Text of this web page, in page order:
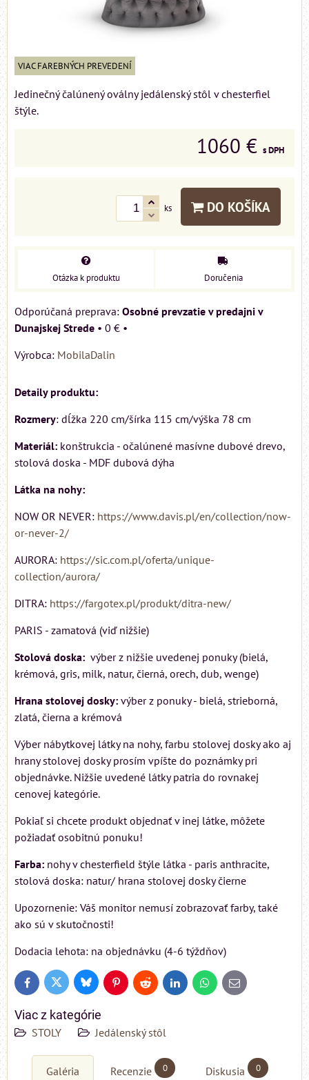
VIAC FAREBNÝCH PREVEDENÍ
Jedinečný čalúnený oválny jedálenský stôl v chesterfiel
štýle.
1060 € s DPH
ks DO KOŠÍKA
Otázka k produktu Doručenia
Osobné prevzatie v predajni v
Dunajskej Strede • 0 € •
Výrobca: MobilaDalin
Detaily produktu:
Rozmery: dĺžka 220 cm/šírka 115 cm/výška 78 cm
Materiál: konštrukcia - očalúnené masívne dubové drevo,
stolová doska - MDF dubová dýha
Látka na nohy:
NOW OR NEVER: https://www.davis.pl/en/collection/now-
or-never-2/
AURORA: https://sic.com.pl/oferta/unique-
collection/aurora/
DITRA: https://fargotex.pl/produkt/ditra-new/
PARIS - zamatová (viď nižšie)
Stolová doska: výber z nižšie uvedenej ponuky (bielá,
krémová, gris, milk, natur, čierná, orech, dub, wenge)
Hrana stolovej dosky: výber z ponuky - bielá, strieborná,
zlatá, čierna a krémová
Výber nábytkovej látky na nohy, farbu stolovej dosky ako aj
hrany stolovej dosky prosím vpíšte do poznámky pri
objednávke. Nižšie uvedené látky patria do rovnakej
cenovej kategórie.
Pokiaľ si chcete produkt objednať v inej látke, môžete
požiadať osobitnú ponuku!
Farba: nohy v chesterfield štýle látka - paris anthracite,
stolová doska: natur/ hrana stolovej dosky čierne
Upozornenie: Váš monitor nemusí zobrazovať farby, také
ako sú v skutočnosti!
Dodacia lehota: na objednávku (4-6 týždňov)
FacebookTwitter BlueskyPinterestReddit LinkedInWhatsApp
E-
mail
Viac z kategórie
STOLY Jedálenský stôl
Galéria Recenzie 0 Diskusia 0